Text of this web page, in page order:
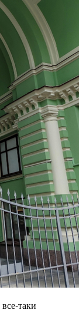
таки